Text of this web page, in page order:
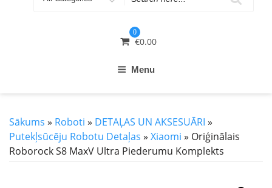
0
€0.00
Menu
Sākums » Roboti » DETAĻAS UN AKSESUĀRI »
Putekļsūcēju Robotu Detaļas » Xiaomi » Oriģinālais
Roborock S8 MaxV Ultra Piederumu Komplekts